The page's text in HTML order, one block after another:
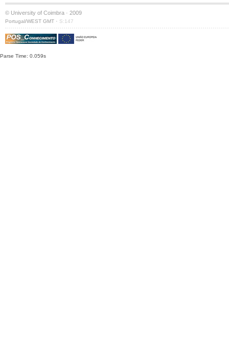
© University of Coimbra · 2009
Portugal/WEST GMT · S:147
Parse Time: 0.059s